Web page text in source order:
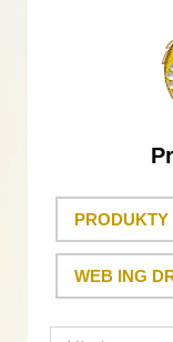
PRODUKTY
WEB ING